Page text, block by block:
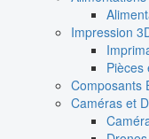
Impression
Pièces
Composants
Caméras et